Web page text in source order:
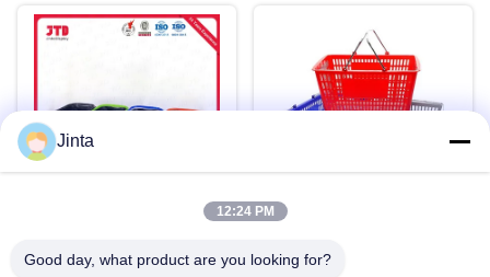
Vier Wielen
aangepast logo en personalisatie
Jinta
12:24 PM
Good day, what product are you looking for?